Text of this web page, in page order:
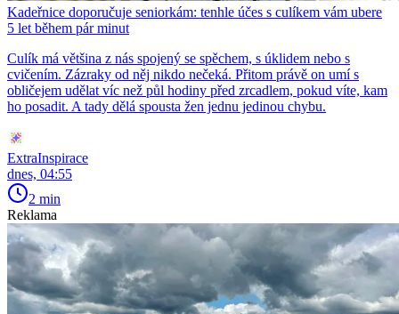
Kadeřnice doporučuje seniorkám: tenhle účes s culíkem vám ubere
5 let během pár minut
Culík má většina z nás spojený se spěchem, s úklidem nebo s
cvičením. Zázraky od něj nikdo nečeká. Přitom právě on umí s
obličejem udělat víc než půl hodiny před zrcadlem, pokud víte, kam
ho posadit. A tady dělá spousta žen jednu jedinou chybu.
ExtraInspirace
dnes, 04:55
2 min
Reklama